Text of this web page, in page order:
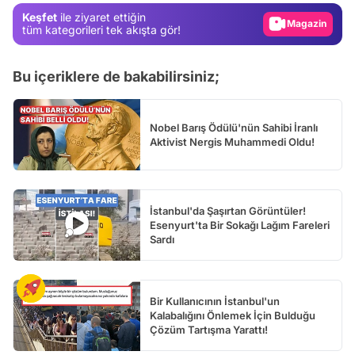
Keşfet ile ziyaret ettiğin
tüm kategorileri tek akışta gör!
Magazin
Video
Bu içeriklere de bakabilirsiniz;
Nobel Barış Ödülü'nün Sahibi İranlı
Aktivist Nergis Muhammedi Oldu!
İstanbul'da Şaşırtan Görüntüler!
Esenyurt'ta Bir Sokağı Lağım Fareleri
Sardı
Bir Kullanıcının İstanbul'un
Kalabalığını Önlemek İçin Bulduğu
Çözüm Tartışma Yarattı!